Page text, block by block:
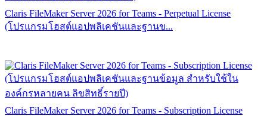
Claris FileMaker Server 2026 for Teams - Perpetual License
(โปรแกรมโฮสต์แอปพลิเคชันและฐานข...
Claris FileMaker Server 2026 for Teams - Subscription License